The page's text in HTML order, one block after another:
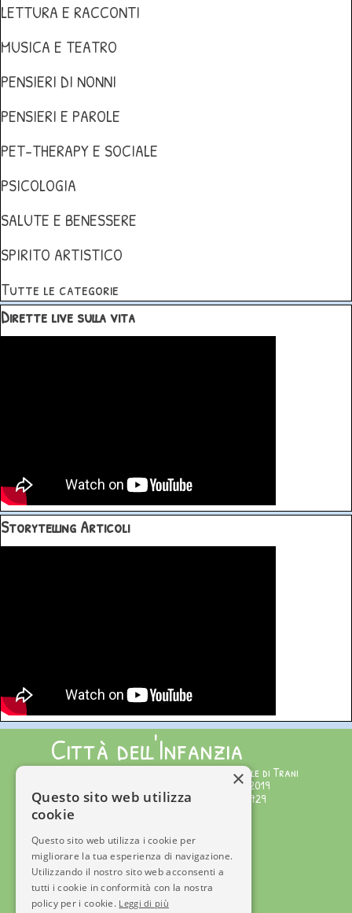
LETTURA E RACCONTI
MUSICA E TEATRO
PENSIERI DI NONNI
PENSIERI E PAROLE
PET-THERAPY E SOCIALE
PSICOLOGIA
SALUTE E BENESSERE
SPIRITO ARTISTICO
Tutte le categorie
Salta blocco Dirette live sulla vita
Dirette live sulla vita
Salta blocco Storytelling Articoli
Storytelling Articoli
Città dell'Infanzia
Testata giornalistica iscritta al Tribunale di Trani
Numero Registro Stampa 221/2019 del 1/02/2019
info@cittadellinfanzia.it
Editore: APS Città dell'Infanzia C.F.92072340729
Tel +39 3715600890
Direttore Responsabile: Serena Gisotti
© Copyright 2025
×
Questo sito web utilizza
cookie
Questo sito web utilizza i cookie per
migliorare la tua esperienza di navigazione.
Utilizzando il nostro sito web acconsenti a
tutti i cookie in conformità con la nostra
policy per i cookie. Leggi di più